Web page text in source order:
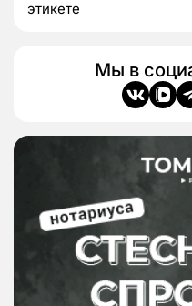
этикете
Мы в